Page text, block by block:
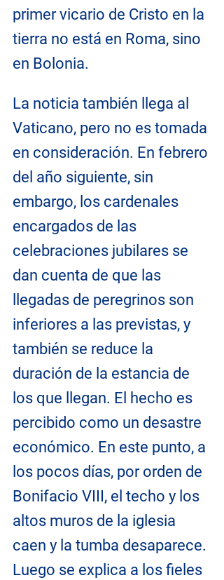
primer vicario de Cristo en la
tierra no está en Roma, sino
en Bolonia.
La noticia también llega al
Vaticano, pero no es tomada
en consideración. En febrero
del año siguiente, sin
embargo, los cardenales
encargados de las
celebraciones jubilares se
dan cuenta de que las
llegadas de peregrinos son
inferiores a las previstas, y
también se reduce la
duración de la estancia de
los que llegan. El hecho es
percibido como un desastre
económico. En este punto, a
los pocos días, por orden de
Bonifacio VIII, el techo y los
altos muros de la iglesia
caen y la tumba desaparece.
Luego se explica a los fieles